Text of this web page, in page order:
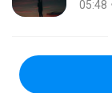
05:48